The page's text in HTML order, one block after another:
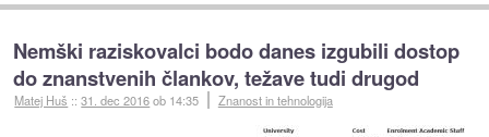
Nemški raziskovalci bodo danes izgubili dostop
do znanstvenih člankov, težave tudi drugod
Matej Huš ::31. dec 2016ob 14:35 Znanost in tehnologija